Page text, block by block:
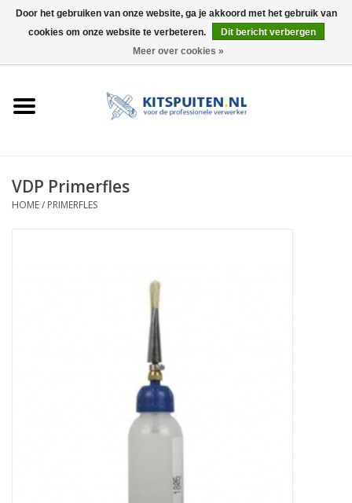
0 Artikelen - €0,00
ELEKTRISCH
VDP Primerfles
HOME/ PRIMERFLES
Door het gebruiken van onze website, ga je akkoord met het gebruik van
cookies om onze website te verbeteren.
Dit bericht verbergen
Meer over cookies »